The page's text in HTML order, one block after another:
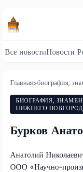
Все новостиНовости
Главная>биография,
БИОГРАФИЯ,
НИЖНЕГО
Бурков
Анатолий
ООО «Научно-